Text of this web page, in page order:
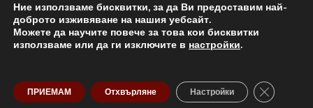
Карта на сайта Административен достъп
Copyright © 2026 ОУ "Любен Каравелов" гр. Бургас
Ние използваме бисквитки, за да Ви предоставим най-
доброто изживяване на нашия уебсайт.
Можете да научите повече за това кои бисквитки
използваме или да ги изключите в настройки.
ПРИЕМАМ Отхвърляне Настройки Close